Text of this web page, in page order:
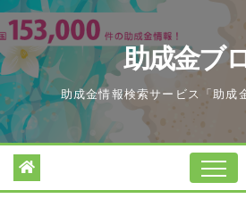
Skip
to
content
助成金ブ
助成金情報検索サービス「助成